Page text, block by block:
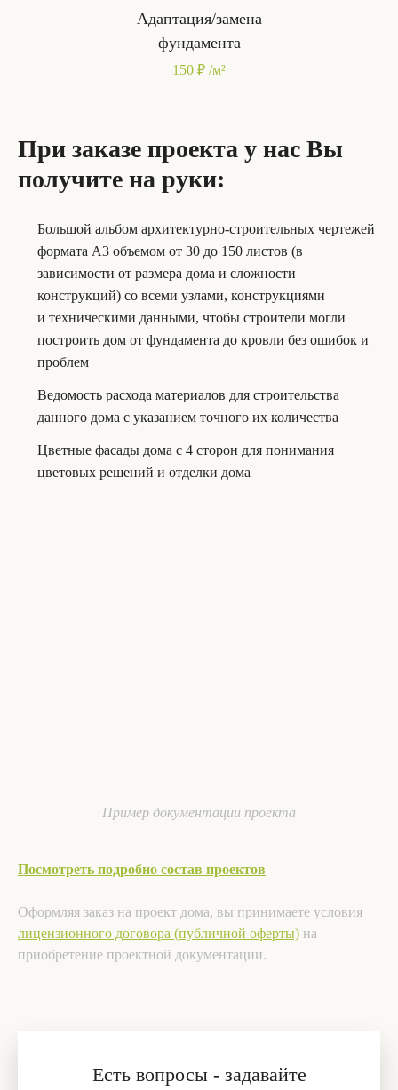
Адаптация/замена
фундамента
150 ₽ /м²
При заказе проекта у нас Вы
получите на руки:
Большой альбом архитектурно-строительных чертежей
формата А3 объемом от 30 до 150 листов (в
зависимости от размера дома и сложности
конструкций) со всеми узлами, конструкциями
и техническими данными, чтобы строители могли
построить дом от фундамента до кровли без ошибок и
проблем
Ведомость расхода материалов для строительства
данного дома с указанием точного их количества
Цветные фасады дома с 4 сторон для понимания
цветовых решений и отделки дома
Пример документации проекта
Посмотреть подробно состав проектов
Оформляя заказ на проект дома, вы принимаете условия
лицензионного договора (публичной оферты) на
приобретение проектной документации.
Есть вопросы - задавайте